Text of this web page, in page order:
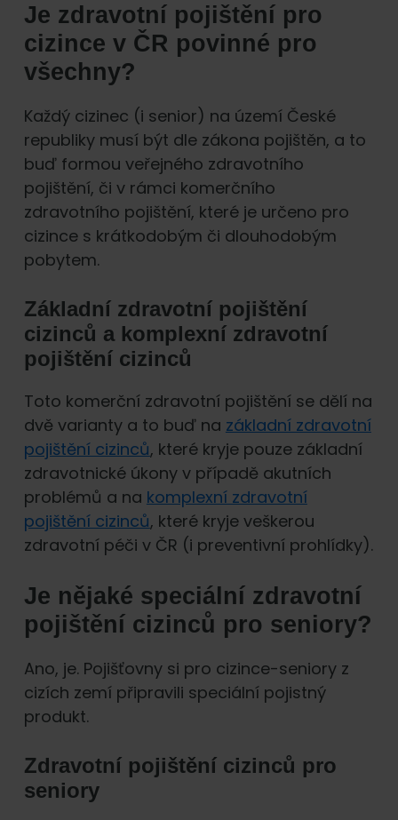
Je zdravotní pojištění pro
cizince v ČR povinné pro
všechny?
Každý cizinec (i senior) na území České
republiky musí být dle zákona pojištěn, a to
buď formou veřejného zdravotního
pojištění, či v rámci komerčního
zdravotního pojištění, které je určeno pro
cizince s krátkodobým či dlouhodobým
pobytem.
Základní zdravotní pojištění
cizinců a komplexní zdravotní
pojištění cizinců
Toto komerční zdravotní pojištění se dělí na
dvě varianty a to buď na základní zdravotní
pojištění cizinců, které kryje pouze základní
zdravotnické úkony v případě akutních
problémů a na komplexní zdravotní
pojištění cizinců, které kryje veškerou
zdravotní péči v ČR (i preventivní prohlídky).
Je nějaké speciální zdravotní
pojištění cizinců pro seniory?
Ano, je. Pojišťovny si pro cizince-seniory z
cizích zemí připravili speciální pojistný
produkt.
Zdravotní pojištění cizinců pro
seniory